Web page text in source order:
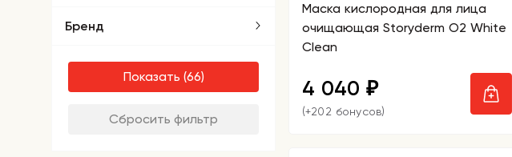
Маска кислородная для лица
очищающая Storyderm O2 White
Clean
4 040 ₽
(+202 бонусов)
Бренд
Показать
Сбросить фильтр